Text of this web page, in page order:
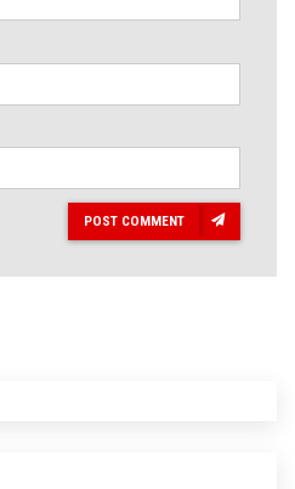
POST COMMENT